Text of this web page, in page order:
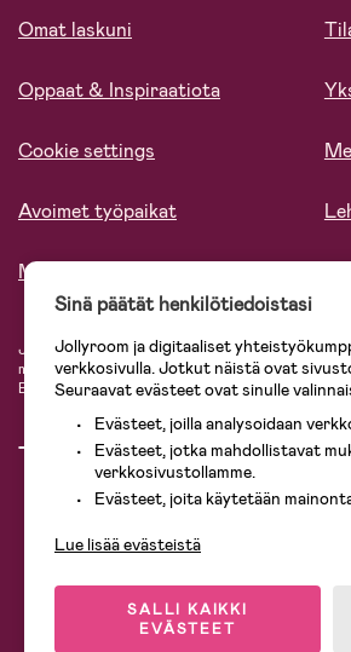
Omat laskuni
Oppaat & Inspiraatiota
Cookie settings
Avoimet työpaikat
Meistä
Jollyroomin laajasta valikoimasta tilaat kaiken
mielin. Jollyroomilta saat lastenvaunut,
Baby Jogger, BabyBjörn, Didriksons, KidKraft,
Sinä päätät henkilötiedoistasi
Jollyroom ja digitaaliset
verkkosivulla. Jotkut näistä ovat
Seuraavat evästeet ovat sinulle
Evästeet, joilla analysoidaan
Evästeet, jotka mahdollistavat
verkkosivustollamme.
Evästeet, joita käytetään
Lue lisää evästeistä
SALLI KAIKKI
EVÄSTEET